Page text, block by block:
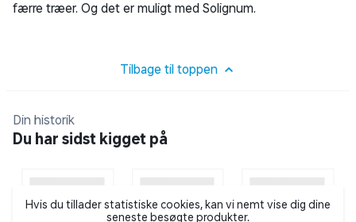
færre træer. Og det er muligt med Solignum.
Tilbage til toppen
Din historik
Du har sidst kigget på
Hvis du tillader statistiske cookies, kan vi nemt vise dig dine
seneste besøgte produkter.